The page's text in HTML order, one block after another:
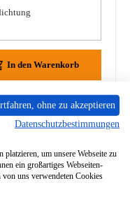
In den Warenkorb
ohne zu akzeptieren
Datenschutzbestimmungen
platzieren, um unsere Webseite zu
ein großartiges Webseiten-
uns verwendeten Cookies